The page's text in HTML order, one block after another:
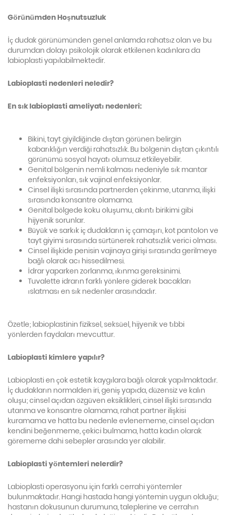
Görünümden Hoşnutsuzluk
İç dudak görünümünden genel anlamda rahatsız olan ve bu
durumdan dolayı psikolojik olarak etkilenen kadınlara da
labioplasti yapılabilmektedir.
Labioplasti nedenleri neledir?
En sık labioplasti ameliyatı nedenleri:
Bikini, tayt giyildiğinde dıştan görünen belirgin
kabarıklığın verdiği rahatsızlık. Bu bölgenin dıştan çıkıntılı
görünümü sosyal hayatı olumsuz etkileyebilir.
Genital bölgenin nemli kalması nedeniyle sık mantar
enfeksiyonları, sık vajinal enfeksiyonlar.
Cinsel ilişki sırasında partnerden çekinme, utanma, ilişki
sırasında konsantre olamama.
Genital bölgede koku oluşumu, akıntı birikimi gibi
hijyenik sorunlar.
Büyük ve sarkık iç dudakların iç çamaşırı, kot pantolon ve
tayt giyimi sırasında sürtünerek rahatsızlık verici olması.
Cinsel ilişkide penisin vajinaya girişi sırasında gerilmeye
bağlı olarak acı hissedilmesi.
İdrar yaparken zorlanma, ıkınma gereksinimi.
Tuvalette idrarın farklı yönlere giderek bacakları
ıslatması en sık nedenler arasındadır.
Özetle; labioplastinin fiziksel, seksüel, hijyenik ve tıbbi
yönlerden faydaları mevcuttur.
Labioplasti kimlere yapılır?
Labioplasti en çok estetik kaygılara bağlı olarak yapılmaktadır.
İç dudakların normalden iri, geniş yapıda, düzensiz ve kalın
oluşu; cinsel açıdan özgüven eksiklikleri, cinsel ilişki sırasında
utanma ve konsantre olamama, rahat partner ilişkisi
kuramama ve hatta bu nedenle evlenememe, cinsel açıdan
kendini beğenmeme, çekici bulmama, hatta kadın olarak
görememe dahi sebepler arasında yer alabilir.
Labioplasti yöntemleri nelerdir?
Labioplasti operasyonu için farklı cerrahi yöntemler
bulunmaktadır. Hangi hastada hangi yöntemin uygun olduğu;
hastanın dokusunun durumuna, taleplerine ve cerrahın